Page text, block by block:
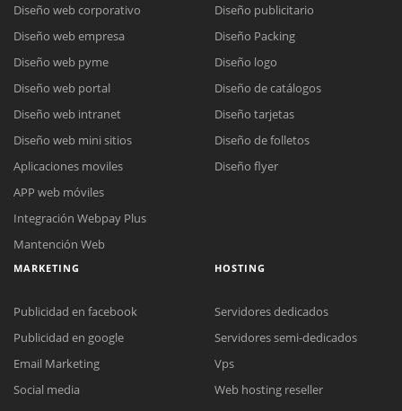
Diseño web corporativo
Diseño web empresa
Diseño web pyme
Diseño web portal
Diseño web intranet
Diseño web mini sitios
Aplicaciones moviles
APP web móviles
Integración Webpay Plus
Mantención Web
Diseño publicitario
Diseño Packing
Diseño logo
Diseño de catálogos
Diseño tarjetas
Diseño de folletos
Diseño flyer
MARKETING
Publicidad en facebook
Publicidad en google
Email Marketing
Social media
HOSTING
Servidores dedicados
Servidores semi-dedicados
Vps
Web hosting reseller